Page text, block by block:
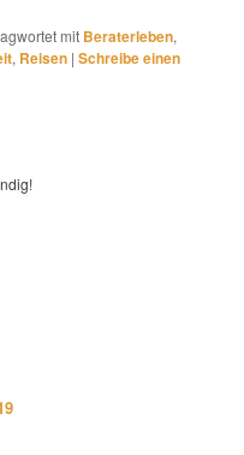
mit Beraterleben,
, Reisen |Schreibe einen